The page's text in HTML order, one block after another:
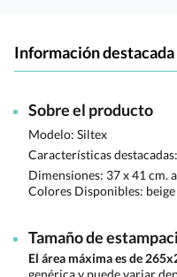
Información destacada
Sobre el producto
Modelo: Siltex
Características destacadas:
Dimensiones: 37 x 41 cm.
Colores Disponibles: beige
Tamaño de
El área máxima es de
genérica y puede variar